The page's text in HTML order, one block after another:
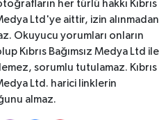
her türlü hakkı Kıbrıs
Ltd'ye aittir, izin alınmadan
Okuyucu yorumları onların
Kıbrıs Bağımsız Medya Ltd ile
sorumlu tutulamaz. Kıbrıs
Ltd. harici linklerin
almaz.